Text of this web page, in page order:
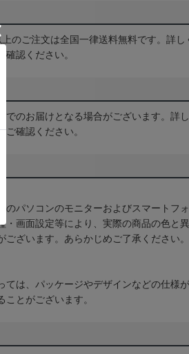
のご注文は全国一律送料無料です。詳し
確認ください。
でのお届けとなる場合がございます。詳し
ご確認ください。
のパソコンのモニターおよびスマートフォ
・画面設定等により、実際の商品の色と異
ございます。あらかじめご了承ください。
ては、パッケージやデザインなどの仕様が
とがございます。